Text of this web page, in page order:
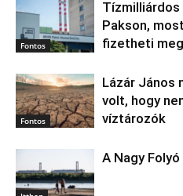
Fontos
Tízmilliárdos
Pakson,
fizetheti
Fontos
Lázár János
volt, hogy
víztározók
A Nagy